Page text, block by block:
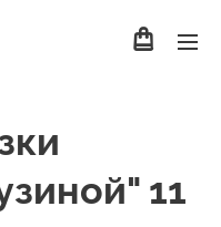
11